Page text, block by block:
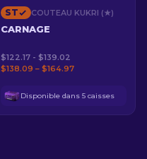
ST COUTEAU KUKRI (★)
CARNAGE
$122.17 - $139.02
$138.09 – $164.97
Disponible dans 5 caisses